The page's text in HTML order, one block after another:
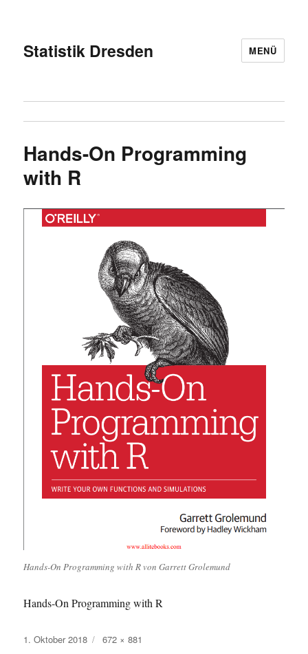
Statistik Dresden MENÜ
Hands-On Programming
with R
Hands-On Programming with R von Garrett Grolemund
Hands-On Programming with R
Veröffentlicht
1. Oktober 2018 Originalgröße
672 × 881